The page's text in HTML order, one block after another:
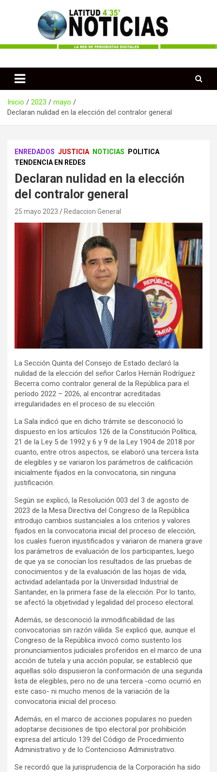
Latitud 435 Noticias
Inicio 2023
mayo
Declaran nulidad en la elección del contralor general
ENREDADOS JUSTICIA NOTICIAS
POLITICA
TENDENCIA EN REDES
Declaran nulidad en la elección
del contralor general
25 mayo 2023 Redaccion General
La Sección Quinta del Consejo de Estado declaró la
nulidad de la elección del señor Carlos Hernán Rodríguez
Becerra como contralor general de la República para el
período 2022 – 2026, al encontrar acreditadas
irregularidades en el proceso de su elección.
La Sala indicó que en dicho trámite se desconoció lo
dispuesto en los artículos 126 de la Constitución Política,
21 de la Ley 5 de 1992 y 6 y 9 de la Ley 1904 de 2018 por
cuanto, entre otros aspectos, se elaboró una tercera lista
de elegibles y se variaron los parámetros de calificación
inicialmente fijados en la convocatoria, sin ninguna
justificación.
Según se explicó, la Resolución 003 del 3 de agosto de
2023 de la Mesa Directiva del Congreso de la República
introdujo cambios sustanciales a los criterios y valores
fijados en la convocatoria inicial del proceso de elección,
los cuales fueron injustificados y variaron de manera grave
los parámetros de evaluación de los participantes, luego
de que ya se conocían los resultados de las pruebas de
conocimientos y de la evaluación de las hojas de vida,
actividad adelantada por la Universidad Industrial de
Santander, en la primera fase de la elección. Por lo tanto,
se afectó la objetividad y legalidad del proceso electoral.
Además, se desconoció la inmodificabilidad de las
convocatorias sin razón válida. Se explicó que, aunque el
Congreso de la República invocó como sustento los
pronunciamientos judiciales proferidos en el marco de una
acción de tutela y una acción popular, se estableció que
aquellas sólo dispusieron la conformación de una segunda
lista de elegibles, pero no de una tercera -como ocurrió en
este caso- ni mucho menos de la variación de la
convocatoria inicial del proceso.
Además, en el marco de acciones populares no pueden
adoptarse decisiones de tipo electoral por prohibición
expresa del artículo 139 del Código de Procedimiento
Administrativo y de lo Contencioso Administrativo.
Se recordó que la jurisprudencia de la Corporación ha sido